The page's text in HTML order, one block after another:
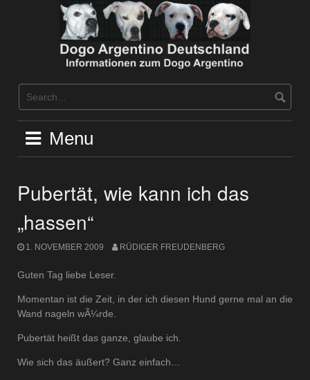
Menu
Pubertät, wie kann ich das
„hassen“
1. NOVEMBER 2009 RÜDIGER FREUDENBERG
Guten Tag liebe Leser.
Momentan ist die Zeit, in der ich diesen Hund gerne mal an die
Wand nageln wÃ¼rde.
Pubertät heißt das ganze, glaube ich.
Wie sich das äußert? Ganz einfach…